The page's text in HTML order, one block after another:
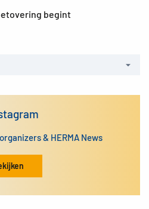
begint
& HERMA News